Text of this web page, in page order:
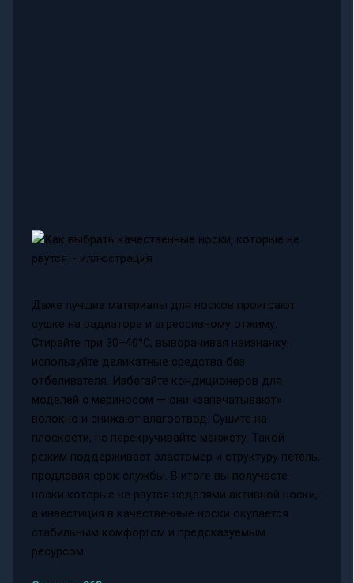
Даже лучшие материалы для носков проиграют
сушке на радиаторе и агрессивному отжиму.
Стирайте при 30–40°C, выворачивая наизнанку,
используйте деликатные средства без
отбеливателя. Избегайте кондиционеров для
моделей с мериносом — они «запечатывают»
волокно и снижают влагоотвод. Сушите на
плоскости, не перекручивайте манжету. Такой
режим поддерживает эластомер и структуру петель,
продлевая срок службы. В итоге вы получаете
носки которые не рвутся неделями активной носки,
а инвестиция в качественные носки окупается
стабильным комфортом и предсказуемым
ресурсом.